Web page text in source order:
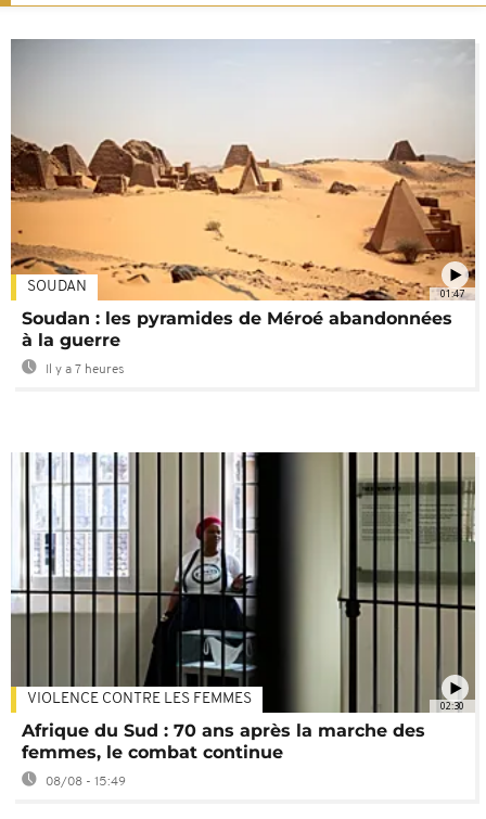
01:47
SOUDAN
Soudan : les pyramides de Méroé abandonnées
à la guerre
Il y a 7 heures
02:30
VIOLENCE CONTRE LES FEMMES
Afrique du Sud : 70 ans après la marche des
femmes, le combat continue
08/08 - 15:49